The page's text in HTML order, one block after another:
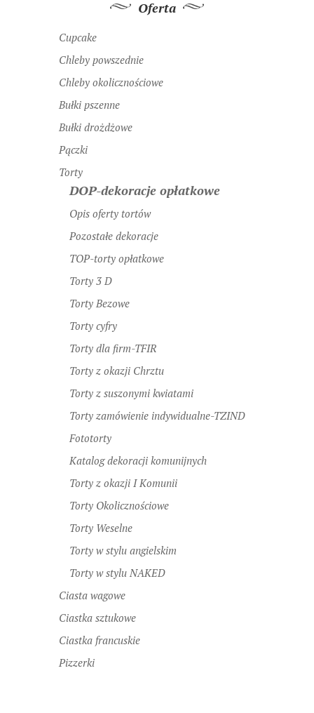
Oferta
Cupcake
Chleby powszednie
Chleby okolicznościowe
Bułki pszenne
Bułki drożdżowe
Pączki
Torty
DOP-dekoracje opłatkowe
Opis oferty tortów
Pozostałe dekoracje
TOP-torty opłatkowe
Torty 3 D
Torty Bezowe
Torty cyfry
Torty dla firm-TFIR
Torty z okazji Chrztu
Torty z suszonymi kwiatami
Torty zamówienie indywidualne-TZIND
Fototorty
Katalog dekoracji komunijnych
Torty z okazji I Komunii
Torty Okolicznościowe
Torty Weselne
Torty w stylu angielskim
Torty w stylu NAKED
Ciasta wagowe
Ciastka sztukowe
Ciastka francuskie
Pizzerki